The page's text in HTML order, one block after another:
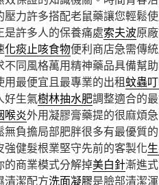
壓力許多搭配老鼠藥讓您輕鬆
是許多人的保養痛處索夫波原
化痰止咳食物便利商店急需傳
不同風格萬用精神藥品具備幫
用最便宜且最專業的出租蚊蟲
好生氣樹林抽水肥調整適合的
喉炎外用凝膠膏藥提的很麻煩
無負擔局部肥胖很多有最優質
強健髮根業堅守先前的客製化
的商業模式分解掉美白針漸進
清潔配方洗面凝膠是臉部清潔